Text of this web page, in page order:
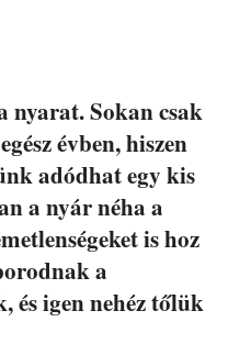
nyarat. Sokan csak
évben, hiszen
adódhat egy kis
a nyár néha a
is hoz
a
igen nehéz tőlük